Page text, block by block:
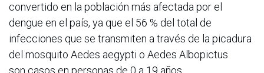
convertido en la población más afectada por el
dengue en el país, ya que el 56 % del total de
infecciones que se transmiten a través de la picadura
del mosquito Aedes aegypti o Aedes Albopictus